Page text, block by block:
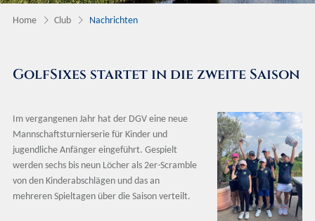
Home Club Nachrichten
GolfSixes startet in die zweite Saison
Im vergangenen Jahr hat der DGV eine neue
Mannschaftsturnierserie für Kinder und
jugendliche Anfänger eingeführt. Gespielt
werden sechs bis neun Löcher als 2er-Scramble
von den Kinderabschlägen und das an
mehreren Spieltagen über die Saison verteilt.